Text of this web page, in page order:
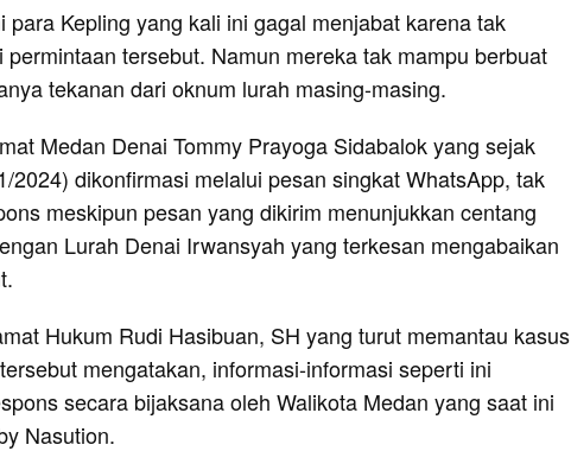
para Kepling yang kali ini gagal menjabat karena tak
permintaan tersebut. Namun mereka tak mampu berbuat
tekanan dari oknum lurah masing-masing.
Medan Denai Tommy Prayoga Sidabalok yang sejak
2024) dikonfirmasi melalui pesan singkat WhatsApp, tak
meskipun pesan yang dikirim menunjukkan centang
Lurah Denai Irwansyah yang terkesan mengabaikan
Hukum Rudi Hasibuan, SH yang turut memantau kasus
mengatakan, informasi-informasi seperti ini
secara bijaksana oleh Walikota Medan yang saat ini
Nasution.